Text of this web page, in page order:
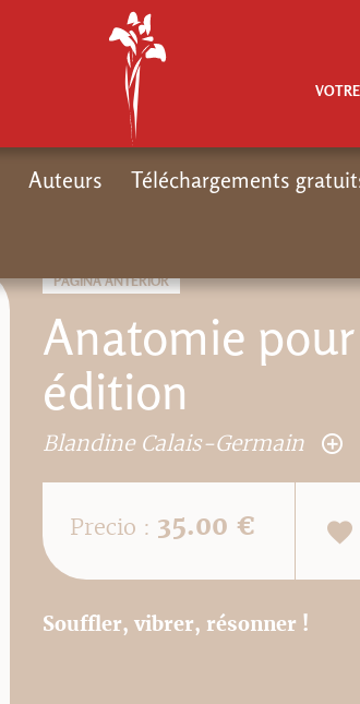
PÁGINA ANTERIOR
Anatomie
édition
Blandine Calais-Germain
Precio : 35.00 €
Souffler, vibrer, résonner !
Auteurs Téléchargements